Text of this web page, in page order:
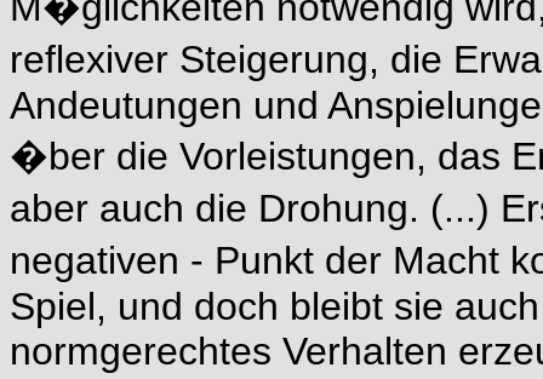
reflexiver Steigerung, die
Andeutungen und
�ber die Vorleistungen, das
aber auch die Drohung. (...)
negativen - Punkt der Macht
Spiel, und doch bleibt sie
normgerechtes Verhalten